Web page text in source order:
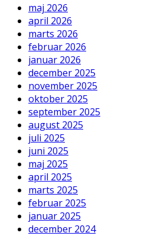
maj 2026
april 2026
marts 2026
februar 2026
januar 2026
december 2025
november 2025
oktober 2025
september 2025
august 2025
juli 2025
juni 2025
maj 2025
april 2025
marts 2025
februar 2025
januar 2025
december 2024